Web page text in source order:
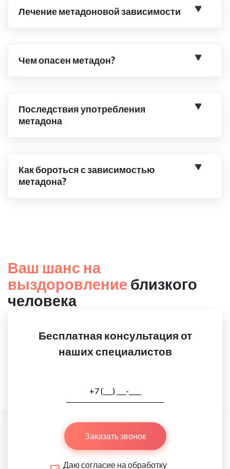
Лечение метадоновой зависимости
Чем опасен метадон?
Последствия употребления
метадона
Как бороться с зависимостью
метадона?
Ваш шанс на
выздоровление близкого
человека
Бесплатная консультация от
наших специалистов
Заказать звонок
Даю согласие на обработку